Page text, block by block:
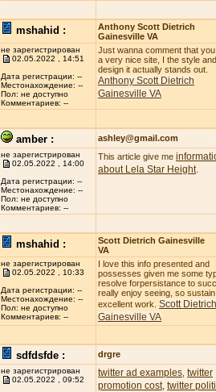
mshahid :
Anthony Scott Dietrich
Gainesville VA
не зарегистрирован
02.05.2022 , 14:51
Дата регистрации: --
Местонахождение: --
Пол: не доступно
Комментариев: --
Just wanna comment that
a very nice site, I the style and
design it actually stands out.
Anthony Scott Dietrich
Gainesville VA
amber : ashley@gmail.com
не зарегистрирован
02.05.2022 , 14:00
Дата регистрации: --
Местонахождение: --
Пол: не доступно
Комментариев: --
This article give me
about Lela Star Height.
mshahid :
Scott Dietrich Gainesville
VA
не зарегистрирован
02.05.2022 , 10:33
Дата регистрации: --
Местонахождение: --
Пол: не доступно
Комментариев: --
I love this info presented and
possesses given me some
resolve forpersistance to
really enjoy seeing, so
excellent work. Scott Dietrich
Gainesville VA
sdfdsfde : drgre
не зарегистрирован
02.05.2022 , 09:52
twitter ad examples twitter
promotion cost, twitter